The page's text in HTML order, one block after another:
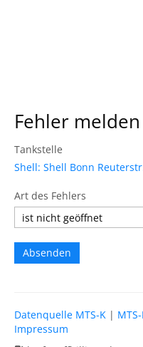
Fehler melden
Tankstelle
Shell: Shell Bonn
Art des Fehlers
Datenquelle MTS-K |
Impressum